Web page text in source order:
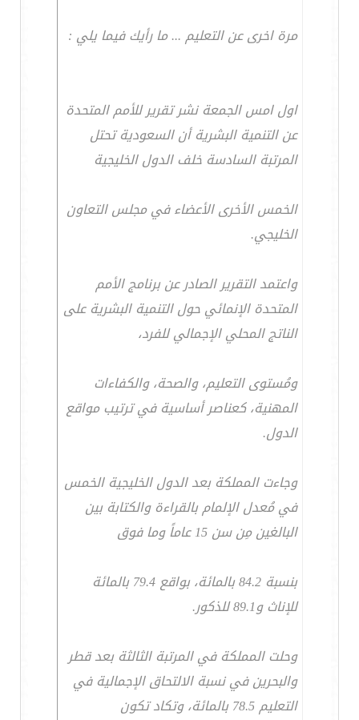
مرة اخرى عن التعليم ... ما رأيك فيما يلي :
اول امس الجمعة نشر تقرير للأمم المتحدة
عن التنمية البشرية أن السعودية تحتل
المرتبة السادسة خلف الدول الخليجية
الخمس الأخرى الأعضاء في مجلس التعاون
الخليجي.
واعتمد التقرير الصادر عن برنامج الأمم
المتحدة الإنمائي حول التنمية البشرية على
الناتج المحلي الإجمالي للفرد،
ومُستوى التعليم، والصحة، والكفاءات
المهنية، كعناصر أساسية في ترتيب مواقع
الدول.
وجاءت المملكة بعد الدول الخليجية الخمس
في مُعدل الإلمام بالقراءة والكتابة بين
البالغين مِن سن 15 عاماً وما فوق
بنسبة 84.2 بالمائة، بواقع 79.4 بالمائة
للإناث و89.1 للذكور.
وحلت المملكة في المرتبة الثالثة بعد قطر
والبحرين في نسبة الالتحاق الإجمالية في
التعليم 78.5 بالمائة، وتكاد تكون